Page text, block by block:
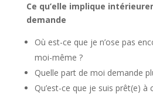
Ce qu’elle implique
demande
Où est-ce que je n’ose pas
moi-même ?
Quelle part de moi demande
Qu’est-ce que je suis prêt(e) à